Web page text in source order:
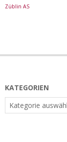
Züblin AS
KATEGORIEN
Kategorien